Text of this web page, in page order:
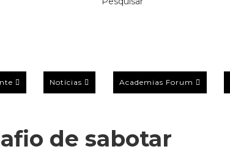
Notícias Academias Forum
de sabotar